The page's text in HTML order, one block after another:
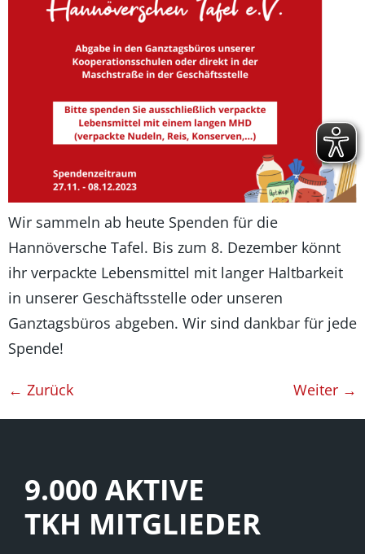
Wir sammeln ab heute Spenden für die
Hannöversche Tafel. Bis zum 8. Dezember könnt
ihr verpackte Lebensmittel mit langer Haltbarkeit
in unserer Geschäftsstelle oder unseren
Ganztagsbüros abgeben. Wir sind dankbar für jede
Spende!
← Zurück Weiter →
9.000 AKTIVE
TKH MITGLIEDER